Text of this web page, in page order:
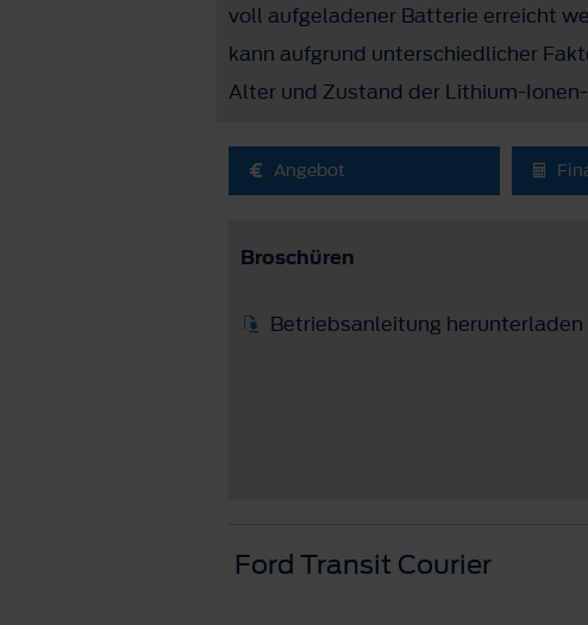
voll aufgeladener Batterie erreicht
kann aufgrund unterschiedlicher
Alter und Zustand der Lithium-
Angebot
Broschüren
Betriebsanleitung herunterladen
Ford Transit Courier